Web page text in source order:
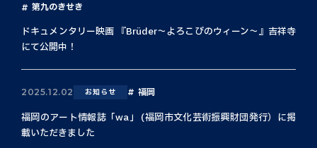
第九のきせき
ドキュメンタリー映画 『Brüder〜よろこびのウィーン〜』吉祥寺
にて公開中！
2025.12.02 お知らせ 福岡
福岡のアート情報誌「wa」 (福岡市文化芸術振興財団発行）に掲
載いただきました